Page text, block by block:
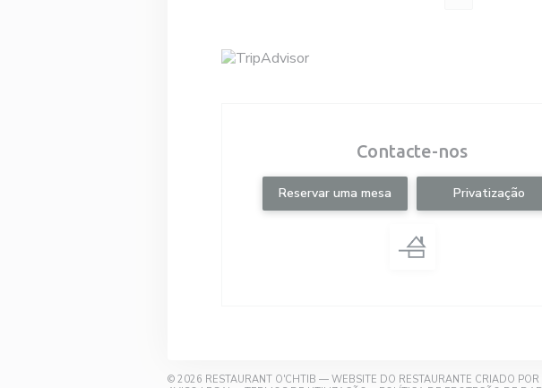
Contacte-nos
Reservar uma mesa Privatização
© 2026 RESTAURANT O'CHTIB — WEBSITE DO RESTAURANTE CRIADO POR